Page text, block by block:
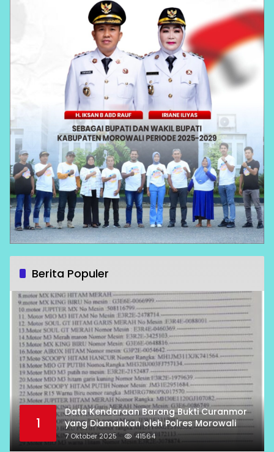
Berita Populer
1
Data Kendaraan Barang Bukti Curanmor
yang Diamankan oleh Polres Morowali
7 Oktober 2025 41564